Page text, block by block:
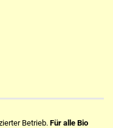
Betrieb. Für alle Bio